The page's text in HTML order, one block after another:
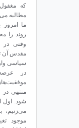
که مغفول
مطالبه
ما امروز
روند را
وقتی در
مقدس آن
سیاسی
در
منتهی در
شود. اول
می‌زنیم،
موجود